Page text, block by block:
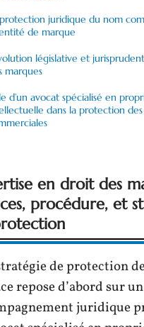
juridique du nom
de marque
législative et
marques
d’un avocat spécialisé en
dans la protection
en droit des
procédure, et
de protection
repose d’abord sur un
juridique